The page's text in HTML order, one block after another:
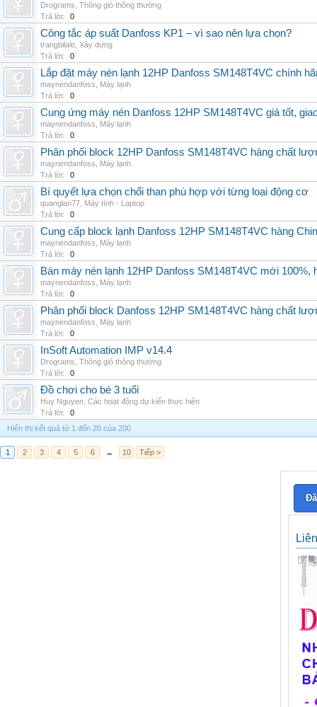
Drograms Thông gió thông thường
Trả lời:
0
Công tắc áp suất Danfoss KP1 – vì sao nên lựa chọn?
trangbilalo Xây dựng
Trả lời:
0
Lắp đặt máy nén lạnh 12HP Danfoss SM148T4VC chính
maynendanfoss
Máy lạnh
Trả lời:
0
Cung ứng máy nén Danfoss 12HP SM148T4VC giá tốt,
maynendanfoss
Máy lạnh
Trả lời:
0
Phân phối block 12HP Danfoss SM148T4VC hàng chất
maynendanfoss
Máy lạnh
Trả lời:
0
Bí quyết lựa chọn chổi than phù hợp với từng loại động cơ
quanglan77 Máy tính - Laptop
Trả lời:
0
Cung cấp block lạnh Danfoss 12HP SM148T4VC hàng
maynendanfoss
Máy lạnh
Trả lời:
0
Bán máy nén lạnh 12HP Danfoss SM148T4VC mới
maynendanfoss
Máy lạnh
Trả lời:
0
Phân phối block Danfoss 12HP SM148T4VC hàng chất
maynendanfoss
Máy lạnh
Trả lời:
0
InSoft Automation IMP v14.4
Drograms Thông gió thông thường
Trả lời:
0
Đồ chơi cho bé 3 tuổi
Huy Nguyen Các hoạt động dự kiến thực hiện
Trả lời:
0
Hiển thị kết quả từ 1 đến 20 của 200
1 2 3 4 5 6 → 10 Tiếp >